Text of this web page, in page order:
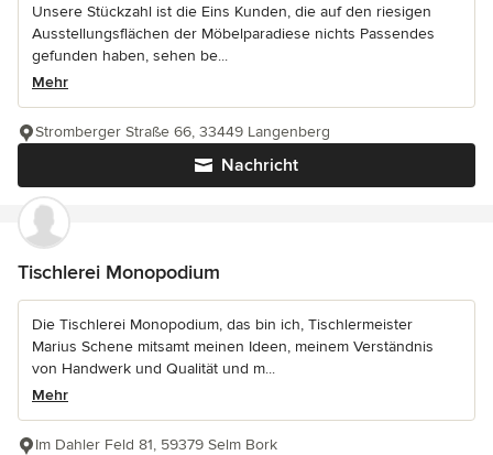
Unsere Stückzahl ist die Eins Kunden, die auf den riesigen
Ausstellungsflächen der Möbelparadiese nichts Passendes
gefunden haben, sehen be...
Mehr
Nachricht
Stromberger Straße 66, 33449 Langenberg
Tischlerei Monopodium
Die Tischlerei Monopodium, das bin ich, Tischlermeister
Marius Schene mitsamt meinen Ideen, meinem Verständnis
von Handwerk und Qualität und m...
Mehr
Im Dahler Feld 81, 59379 Selm Bork